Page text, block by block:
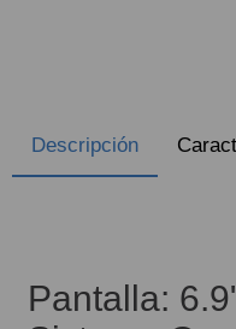
Descripción
Pantalla: